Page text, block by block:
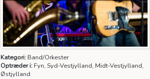
Kategori: Band/Orkester
Optræder i: Fyn, Syd-Vestjylland, Midt-Vestjylland,
Østjylland